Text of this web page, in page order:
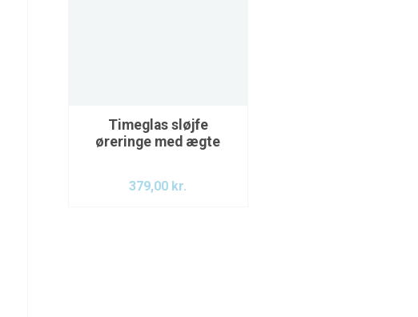
Timeglas sløjfe
øreringe med ægte
379,00 kr.